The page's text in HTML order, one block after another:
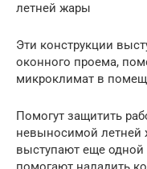
летней жары
Эти конструкции
оконного проема,
микроклимат в
Помогут защитить
невыносимой летней
выступают еще